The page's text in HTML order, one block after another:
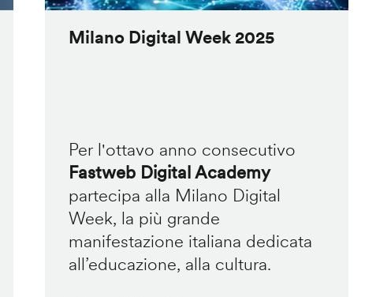
Milano Digital Week 2025
Per l'ottavo anno consecutivo
Fastweb Digital Academy
partecipa alla Milano Digital
Week, la più grande
manifestazione italiana dedicata
all’educazione, alla cultura.